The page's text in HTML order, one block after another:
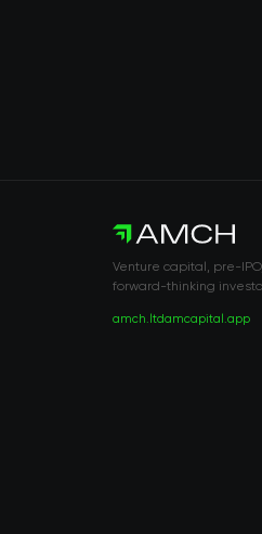
Venture capital, pre-
forward-thinking
amch.ltdamcapital.app